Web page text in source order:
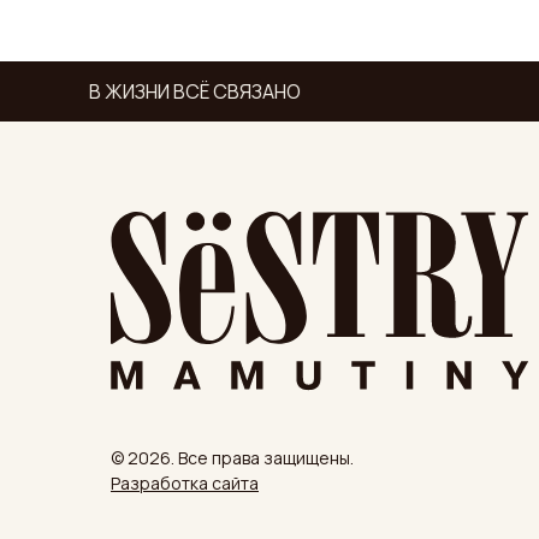
В ЖИЗНИ ВСЁ СВЯЗАНО
© 2026. Все права защищены.
Разработка сайта